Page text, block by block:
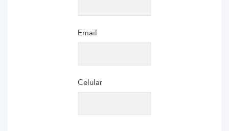
Email
Celular